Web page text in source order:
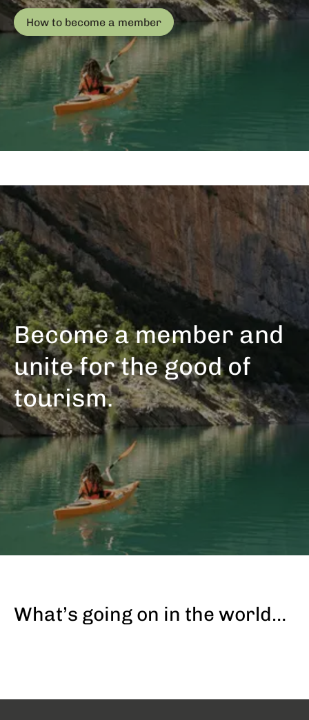
How to become a member
Become a member and
unite for the good of
tourism.
What’s going on in the world…